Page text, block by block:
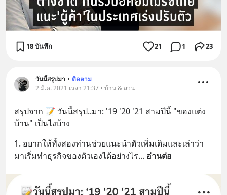
18 บันทึก 21 1 23
วันนี้สรุปมา • ติดตาม
2 มี.ค. 2021 เวลา 21:37 • บ้าน & สวน
สรุปจาก 📝 วันนี้สรุป..มา: '19 '20 '21 สามปีนี้ "ของแต่ง
บ้าน" เป็นไงบ้าง
1. อยากให้ทั้งสองท่านช่วยแนะนำตัวเพิ่มเติมและเล่าว่า
มาเริ่มทำธุรกิจของตัวเองได้อย่างไร... อ่านต่อ